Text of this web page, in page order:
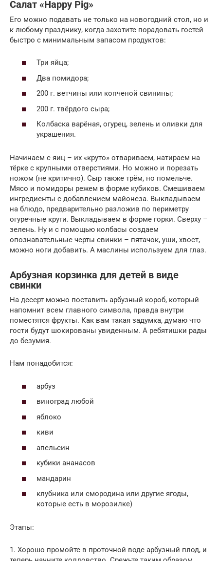
Салат «Happy Pig»
Его можно подавать не только на новогодний стол, но и
к любому празднику, когда захотите порадовать гостей
быстро с минимальным запасом продуктов:
Три яйца;
Два помидора;
200 г. ветчины или копченой свинины;
200 г. твёрдого сыра;
Колбаска варёная, огурец, зелень и оливки для
украшения.
Начинаем с яиц – их «круто» отвариваем, натираем на
тёрке с крупными отверстиями. Но можно и порезать
ножом (не критично). Сыр также трём, но помельче.
Мясо и помидоры режем в форме кубиков. Смешиваем
ингредиенты с добавлением майонеза. Выкладываем
на блюдо, предварительно разложив по периметру
огуречные круги. Выкладываем в форме горки. Сверху –
зелень. Ну и с помощью колбасы создаем
опознавательные черты свинки – пятачок, уши, хвост,
можно ноги добавить. А маслины используем для глаз.
Арбузная корзинка для детей в виде
свинки
На десерт можно поставить арбузный короб, который
напомнит всем главного символа, правда внутри
поместятся фрукты. Как вам такая задумка, думаю что
гости будут шокированы увиденным. А ребятишки рады
до безумия.
Нам понадобится:
арбуз
виноград любой
яблоко
киви
апельсин
кубики ананасов
мандарин
клубника или смородина или другие ягоды,
которые есть в морозилке)
Этапы:
1. Хорошо промойте в проточной воде арбузный плод, и